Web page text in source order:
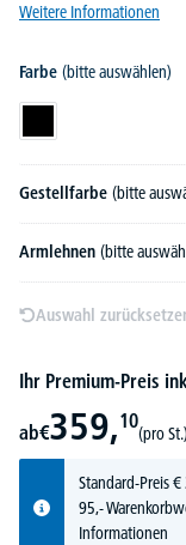
Weitere Informationen
Farbe (bitte auswählen)
Gestellfarbe (bitte
Armlehnen (bitte
Auswahl
Ihr Premium-Preis
ab€359,10
(pro St.)
Standard-Preis€
95,-
Informationen